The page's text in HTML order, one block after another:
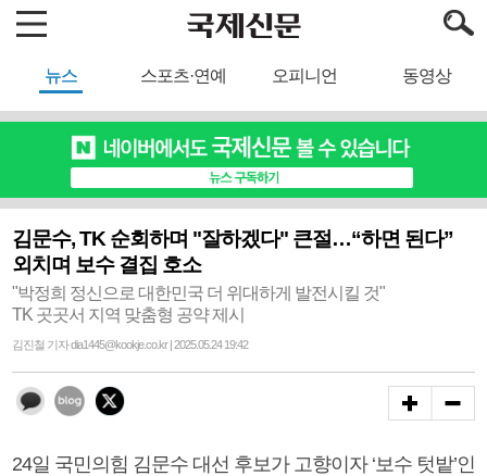
뉴스 스포츠·연예 오피니언 동영상
김문수, TK 순회하며 "잘하겠다" 큰절…“하면 된다”
외치며 보수 결집 호소
"박정희 정신으로 대한민국 더 위대하게 발전시킬 것"
TK 곳곳서 지역 맞춤형 공약 제시
김진철 기자 dia1445@kookje.co.kr | 2025.05.24 19:42
24일 국민의힘 김문수 대선 후보가 고향이자 ‘보수 텃밭’인